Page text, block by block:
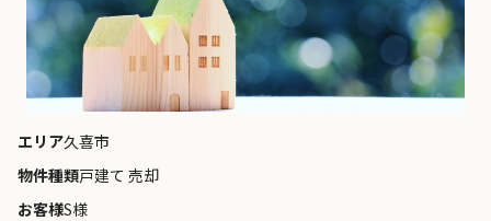
エリア久喜市
物件種類戸建て 売却
お客様S様